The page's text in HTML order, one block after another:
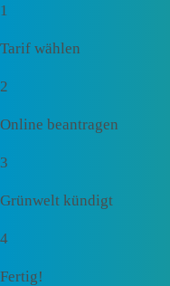
1
Tarif wählen
2
Online beantragen
3
Grünwelt kündigt
4
Fertig!